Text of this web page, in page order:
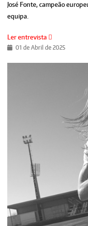
José Fonte, campeão
equipa.
Ler entrevista
01 de Abril de 2025